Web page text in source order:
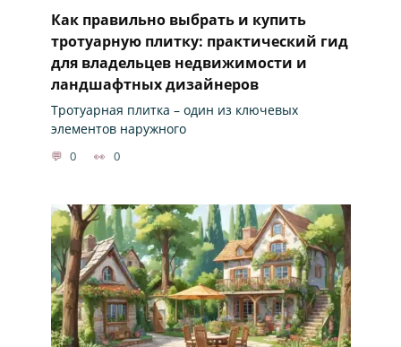
Как правильно выбрать и купить
тротуарную плитку: практический гид
для владельцев недвижимости и
ландшафтных дизайнеров
Тротуарная плитка – один из ключевых
элементов наружного
0 0